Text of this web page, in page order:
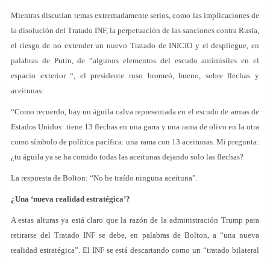
Mientras discutían temas extremadamente serios, como las implicaciones de
la disolución del Tratado INF, la perpetuación de las sanciones contra Rusia,
el riesgo de no extender un nuevo Tratado de INICIO y el despliegue, en
palabras de Putin, de “algunos elementos del escudo antimisiles en el
espacio exterior “, el presidente ruso bromeó, bueno, sobre flechas y
aceitunas:
“Como recuerdo, hay un águila calva representada en el escudo de armas de
Estados Unidos: tiene 13 flechas en una garra y una rama de olivo en la otra
como símbolo de política pacífica: una rama con 13 aceitunas. Mi pregunta:
¿tu águila ya se ha comido todas las aceitunas dejando solo las flechas?
La respuesta de Bolton: “No he traído ninguna aceituna”.
¿Una ‘nueva realidad estratégica’?
A estas alturas ya está claro que la razón de la administración Trump para
retirarse del Tratado INF se debe, en palabras de Bolton, a “una nueva
realidad estratégica”. El INF se está descartando como un “tratado bilateral